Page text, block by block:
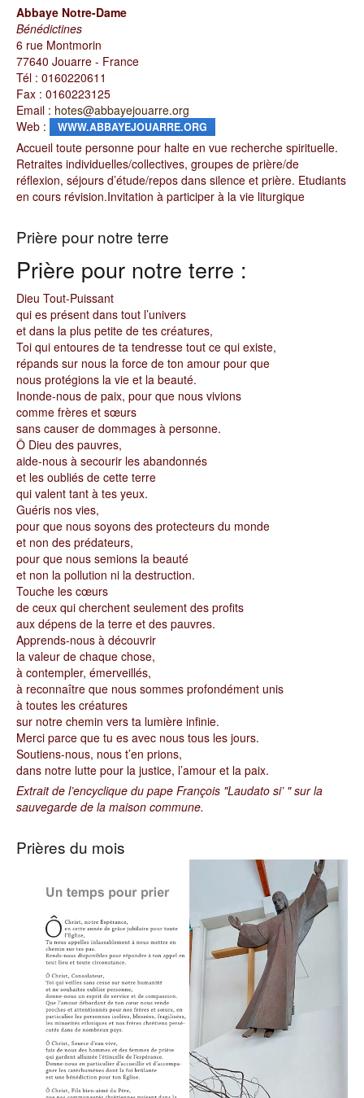
Abbaye Notre-Dame
Bénédictines
6 rue Montmorin
77640 Jouarre - France
Tél : 0160220611
Fax : 0160223125
Email : hotes@abbayejouarre.org
Web :
WWW.ABBAYEJOUARRE.ORG
Accueil toute personne pour halte en vue recherche spirituelle.
Retraites individuelles/collectives, groupes de prière/de
réflexion, séjours d’étude/repos dans silence et prière. Etudiants
en cours révision.Invitation à participer à la vie liturgique
Prière pour notre terre
Prière pour notre terre :
Dieu Tout-Puissant
qui es présent dans tout l’univers
et dans la plus petite de tes créatures,
Toi qui entoures de ta tendresse tout ce qui existe,
répands sur nous la force de ton amour pour que
nous protégions la vie et la beauté.
Inonde-nous de paix, pour que nous vivions
comme frères et sœurs
sans causer de dommages à personne.
Ô Dieu des pauvres,
aide-nous à secourir les abandonnés
et les oubliés de cette terre
qui valent tant à tes yeux.
Guéris nos vies,
pour que nous soyons des protecteurs du monde
et non des prédateurs,
pour que nous semions la beauté
et non la pollution ni la destruction.
Touche les cœurs
de ceux qui cherchent seulement des profits
aux dépens de la terre et des pauvres.
Apprends-nous à découvrir
la valeur de chaque chose,
à contempler, émerveillés,
à reconnaître que nous sommes profondément unis
à toutes les créatures
sur notre chemin vers ta lumière infinie.
Merci parce que tu es avec nous tous les jours.
Soutiens-nous, nous t’en prions,
dans notre lutte pour la justice, l’amour et la paix.
Extrait de l’encyclique du pape François "Laudato si’ " sur la
sauvegarde de la maison commune.
Prières du mois